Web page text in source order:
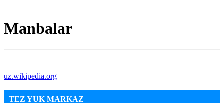
Manbalar
uz.wikipedia.org
TEZ YUK MARKAZ